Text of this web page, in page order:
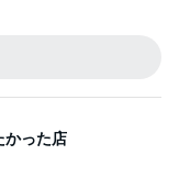
かった店